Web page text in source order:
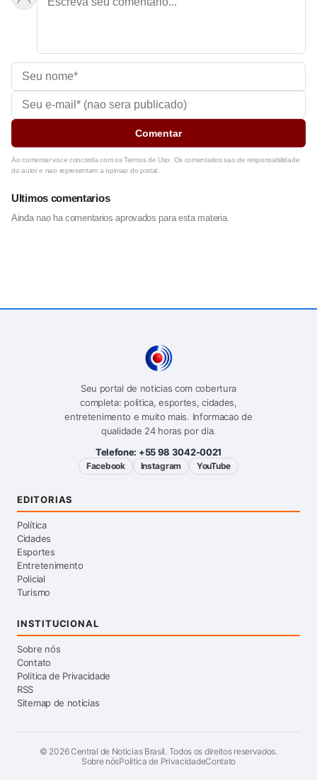
Comentar
Ao comentar voce concorda com os Termos de Uso. Os comentarios sao de responsabilidade
do autor e nao representam a opiniao do portal.
Ultimos comentarios
Ainda nao ha comentarios aprovados para esta materia.
Seu portal de noticias com cobertura
completa: politica, esportes, cidades,
entretenimento e muito mais. Informacao de
qualidade 24 horas por dia.
Telefone: +55 98 3042-0021
Facebook Instagram YouTube
EDITORIAS
Política
Cidades
Esportes
Entretenimento
Policial
Turismo
INSTITUCIONAL
Sobre nós
Contato
Politica de Privacidade
RSS
Sitemap de notícias
© 2026Central de Noticias Brasil. Todos os direitos reservados.
Sobre nósPolitica de PrivacidadeContato